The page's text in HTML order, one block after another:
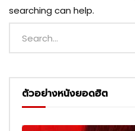
searching can help.
ตัวอย่างหนังยอดฮิต